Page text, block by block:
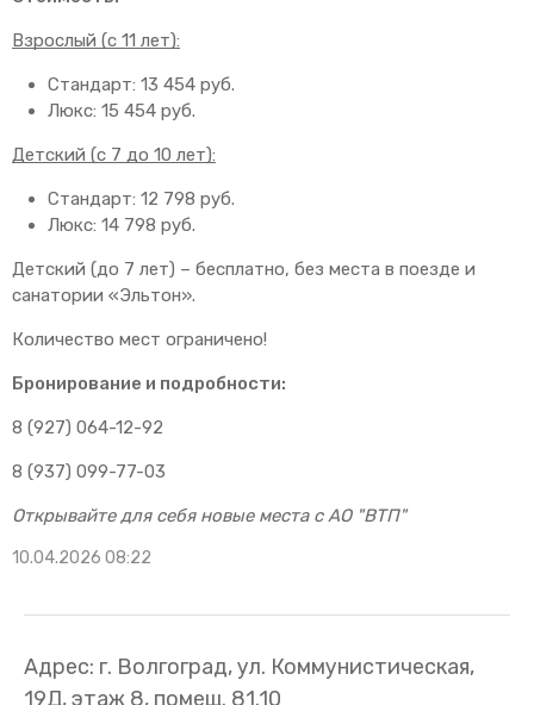
Взрослый (с 11 лет):
Стандарт: 13 454 руб.
Люкс: 15 454 руб.
Детский (с 7 до 10 лет):
Стандарт: 12 798 руб.
Люкс: 14 798 руб.
Детский (до 7 лет) – бесплатно, без места в поезде и
санатории «Эльтон».
Количество мест ограничено!
Бронирование и подробности:
8 (927) 064-12-92
8 (937) 099-77-03
Открывайте для себя новые места с АО "ВТП"
10.04.2026 08:22
Адрес: г. Волгоград, ул. Коммунистическая,
19Д, этаж 8, помещ. 81.10